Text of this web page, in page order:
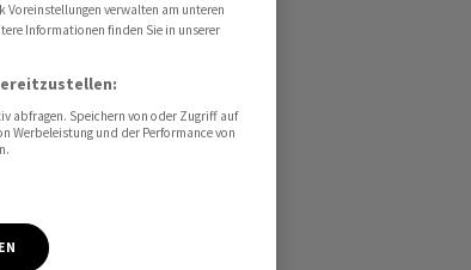
Voreinstellungen verwalten am unteren
Informationen finden Sie in unserer
abfragen. Speichern von oder Zugriff auf
Werbeleistung und der Performance von